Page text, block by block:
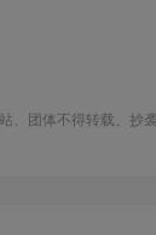
团体不得转载、抄